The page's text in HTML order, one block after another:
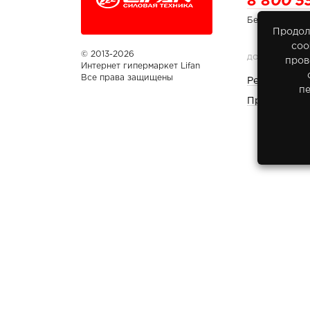
© 2013-2026
Интернет гипермаркет Lifan
Все права защищены
Бесплатно по
ДОКУМЕНТЫ
Реквизиты
Правовая